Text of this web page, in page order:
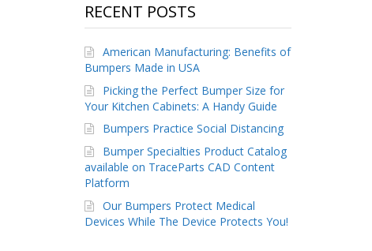
RECENT POSTS
American Manufacturing: Benefits of
Bumpers Made in USA
Picking the Perfect Bumper Size for
Your Kitchen Cabinets: A Handy Guide
Bumpers Practice Social Distancing
Bumper Specialties Product Catalog
available on TraceParts CAD Content
Platform
Our Bumpers Protect Medical
Devices While The Device Protects You!